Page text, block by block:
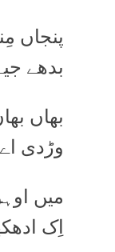
پنجاں
بدھے
بھاں
وڑدی اے
میں
اِک